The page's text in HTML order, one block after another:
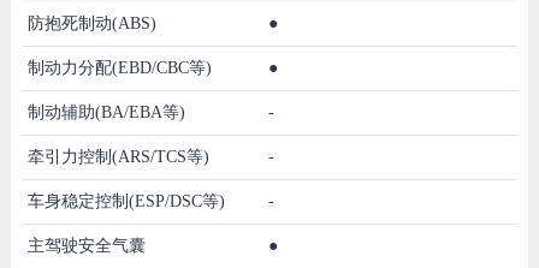
防抱死制动(ABS) ●
制动力分配(EBD/CBC等) ●
制动辅助(BA/EBA等) -
牵引力控制(ARS/TCS等) -
车身稳定控制(ESP/DSC等) -
主驾驶安全气囊 ●